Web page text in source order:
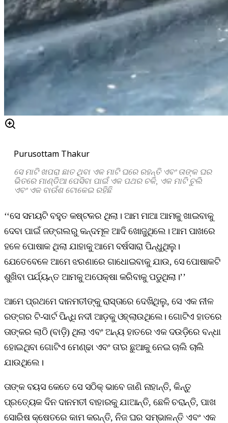
Purusottam Thakur
ସେ ମାଟି ଖପରା ଛାତ ଥିବା ଏକ ମାଟି ଘରେ ରହନ୍ତି ଏବଂ ତାଙ୍କ ଘର
ଭିତରେ ମାଣ୍ଡିଆ ପେସିବା ପାଇଁ ଏକ ପଥର ଚକି, ଏକ ମାଟି ଚୁଲି
ଏବଂ ଏକ ବାଉଁଶ ଟୋକେଇ ରହିଛି
‘‘ସେ ସମୟଟି ବହୁତ କଷ୍ଟକର ଥିଲା। ଆମ ମାଆ ଆମକୁ ଖାଇବାକୁ
ଦେବା ପାଇଁ ଜଙ୍ଗଲରୁ କନ୍ଦମୂଳ ଆଦି ଖୋଜୁଥିଲେ। ଆମ ପାଖରେ
ହଳେ ପୋଷାକ ଥିଲା ଯାହାକୁ ଆମେ ବର୍ଷସାରା ପିନ୍ଧୁଥିଲୁ।
ଯେତେବେଳେ ଆମେ ଝରଣାରେ ଗାଧୋଇବାକୁ ଯାଉ, ସେ ପୋଷାକଟି
ଶୁଖିବା ପର୍ଯ୍ୟନ୍ତ ଆମକୁ ଅପେକ୍ଷା କରିବାକୁ ପଡୁଥିଲା।’’
ଆମେ ପ୍ରଥମେ ଦାନମତୀଙ୍କୁ ରାସ୍ତାରେ ଦେଖିଥିଲୁ, ସେ ଏକ ନୀଳ
ରଙ୍ଗର ଟି-ସାର୍ଟ ପିନ୍ଧି ନଦୀ ଆଡ଼କୁ ଓହ୍ଲାଉଥିଲେ। ଗୋଟିଏ ହାତରେ
ତାଙ୍କର ଲାଠି (ବାଡ଼ି) ଥିଲା ଏବଂ ଅନ୍ୟ ହାତରେ ଏକ ଦଉଡ଼ିରେ ବନ୍ଧା
ହୋଇଥିବା ଗୋଟିଏ ମେଣ୍ଢା ଏବଂ ତା'ର ଛୁଆକୁ ନେଇ ଚାଲି ଚାଲି
ଯାଉଥିଲେ।
ତାଙ୍କ ବୟସ କେତେ ସେ ସଠିକ୍ ଭାବେ ଜାଣି ନାହାନ୍ତି, କିନ୍ତୁ
ପ୍ରତ୍ୟେକ ଦିନ ଦାନମତୀ ବାହାରକୁ ଯାଆନ୍ତି, ଛେଳି ଚରାନ୍ତି, ପାଖ
ସୋରିଷ କ୍ଷେତରେ କାମ କରନ୍ତି, ନିଜ ଘର ସମ୍ଭାଳନ୍ତି ଏବଂ ଏକ